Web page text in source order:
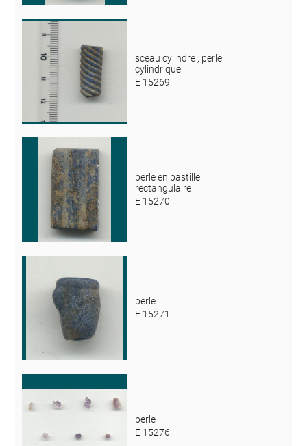
sceau cylindre ; perle
cylindrique
E 15269
perle en pastille
rectangulaire
E 15270
perle
E 15271
perle
E 15276